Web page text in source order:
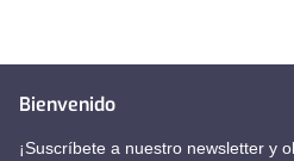
Bienvenido
¡Suscríbete a nuestro newsletter y